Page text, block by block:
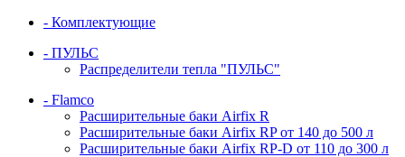
- Комплектующие
- ПУЛЬС
Распределители тепла "ПУЛЬС"
- Flamco
Расширительные баки Airfix R
Расширительные баки Airfix RP от 140 до 500 л
Расширительные баки Airfix RP-D от 110 до 300 л